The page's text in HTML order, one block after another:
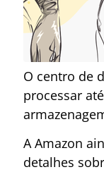
O centro de
processar
A Amazon
detalhes